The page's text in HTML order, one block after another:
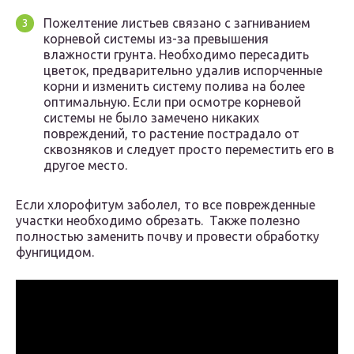
Пожелтение листьев связано с загниванием
корневой системы из-за превышения
влажности грунта. Необходимо пересадить
цветок, предварительно удалив испорченные
корни и изменить систему полива на более
оптимальную. Если при осмотре корневой
системы не было замечено никаких
повреждений, то растение пострадало от
сквозняков и следует просто переместить его в
другое место.
Если хлорофитум заболел, то все поврежденные
участки необходимо обрезать. Также полезно
полностью заменить почву и провести обработку
фунгицидом.